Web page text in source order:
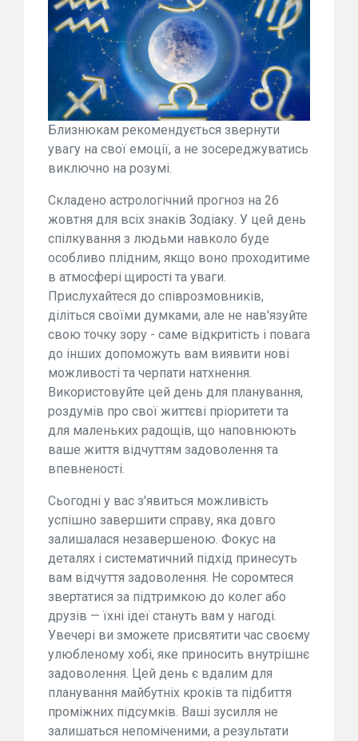
Близнюкам рекомендується звернути
увагу на свої емоції, а не зосереджуватись
виключно на розумі.
Складено астрологічний прогноз на 26
жовтня для всіх знаків Зодіаку. У цей день
спілкування з людьми навколо буде
особливо плідним, якщо воно проходитиме
в атмосфері щирості та уваги.
Прислухайтеся до співрозмовників,
діліться своїми думками, але не нав'язуйте
свою точку зору - саме відкритість і повага
до інших допоможуть вам виявити нові
можливості та черпати натхнення.
Використовуйте цей день для планування,
роздумів про свої життєві пріоритети та
для маленьких радощів, що наповнюють
ваше життя відчуттям задоволення та
впевненості.
Сьогодні у вас з'явиться можливість
успішно завершити справу, яка довго
залишалася незавершеною. Фокус на
деталях і систематичний підхід принесуть
вам відчуття задоволення. Не соромтеся
звертатися за підтримкою до колег або
друзів — їхні ідеї стануть вам у нагоді.
Увечері ви зможете присвятити час своєму
улюбленому хобі, яке приносить внутрішнє
задоволення. Цей день є вдалим для
планування майбутніх кроків та підбиття
проміжних підсумків. Ваші зусилля не
залишаться непоміченими, а результати